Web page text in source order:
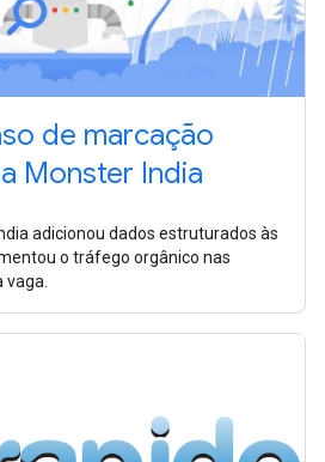
de marcação
Monster India
adicionou dados estruturados às
o tráfego orgânico nas